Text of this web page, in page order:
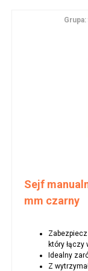
Grupa:
Sejf
mm czarny
który
Idealny
Z